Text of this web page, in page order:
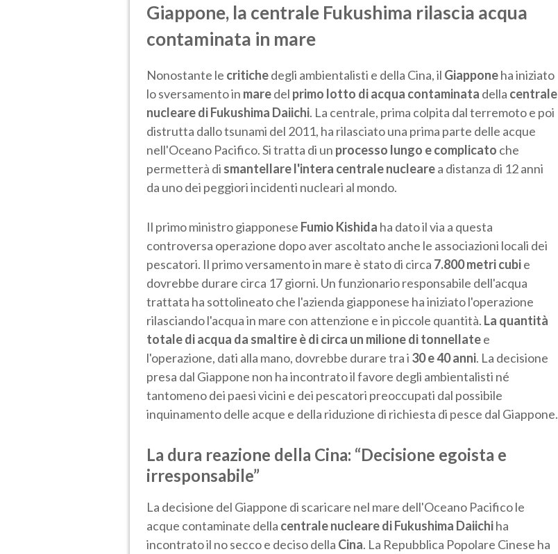
Giappone, la centrale Fukushima rilascia acqua
contaminata in mare
Nonostante le critichedegli ambientalisti e della Cina, il Giapponeha iniziato
lo sversamento in maredel primo lotto di acqua contaminata della centrale
nucleare di Fukushima Daiichi. La centrale, prima colpita dal terremoto e poi
distrutta dallo tsunami del 2011, ha rilasciato una prima parte delle acque
nell'Oceano Pacifico. Si tratta di un processo lungo e complicato che
permetterà di smantellare l'intera centrale nuclearea distanza di 12 anni
da uno dei peggiori incidenti nucleari al mondo.
Il primo ministro giapponese Fumio Kishida ha dato il via a questa
controversa operazione dopo aver ascoltato anche le associazioni locali dei
pescatori. Il primo versamento in mare è stato di circa 7.800 metri cubie
dovrebbe durare circa 17 giorni. Un funzionario responsabile dell'acqua
trattata ha sottolineato che l'azienda giapponese ha iniziato l'operazione
rilasciando l'acqua in mare con attenzione e in piccole quantità. La quantità
totale di acqua da smaltire è di circa un milione di tonnellatee
l'operazione, dati alla mano, dovrebbe durare tra i 30 e 40 anni. La decisione
presa dal Giappone non ha incontrato il favore degli ambientalisti né
tantomeno dei paesi vicini e dei pescatori preoccupati dal possibile
inquinamento delle acque e della riduzione di richiesta di pesce dal Giappone.
La dura reazione della Cina: “Decisione egoista e
irresponsabile”
La decisione del Giappone di scaricare nel mare dell'Oceano Pacifico le
acque contaminate della centralenucleare di Fukushima Daiichiha
incontrato il no secco e deciso della Cina. La Repubblica Popolare Cinese ha